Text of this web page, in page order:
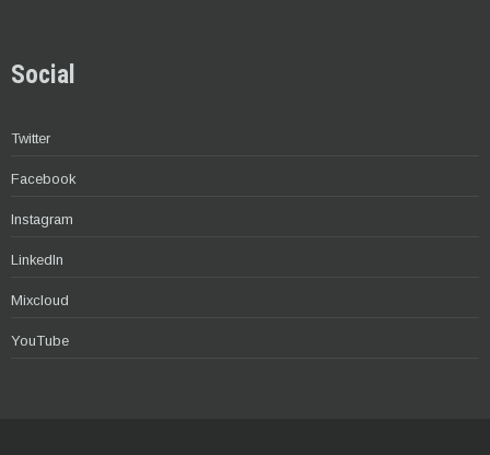
Social
Twitter
Facebook
Instagram
LinkedIn
Mixcloud
YouTube